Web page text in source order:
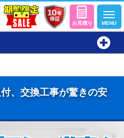
、交換工事が驚きの安